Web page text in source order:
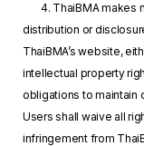
4. ThaiBMA makes
distribution or
ThaiBMA’s website,
intellectual property
obligations to maintain
Users shall waive all
infringement from